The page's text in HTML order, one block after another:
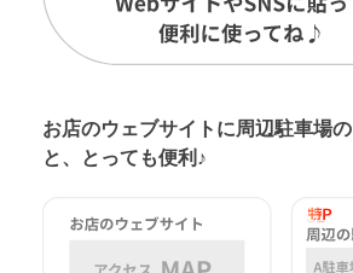
お店のウェブサイトに周辺駐車場の
と、とっても便利♪